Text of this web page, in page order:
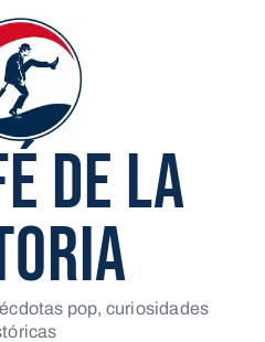
DE LA
pop, curiosidades